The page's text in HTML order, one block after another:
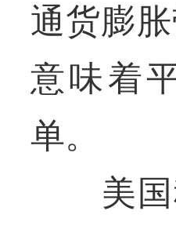
通货膨
意味着
单。
美国税